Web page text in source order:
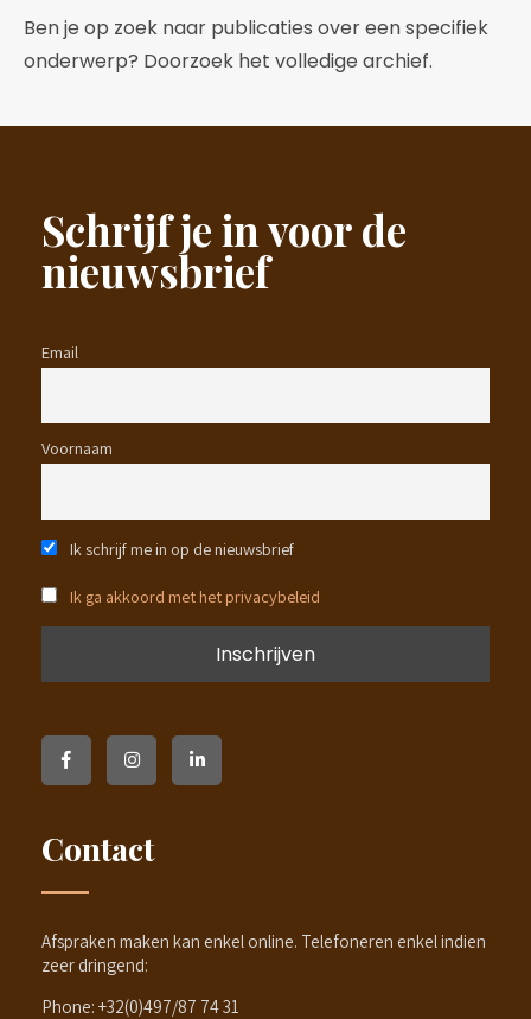
Ben je op zoek naar publicaties over een specifiek
onderwerp? Doorzoek het volledige archief.
Schrijf je in voor de
nieuwsbrief
Email
Voornaam
Ik schrijf me in op de nieuwsbrief
Ik ga akkoord met het privacybeleid
Contact
Afspraken maken kan enkel online. Telefoneren enkel indien
zeer dringend:
Phone: +32(0)497/87 74 31